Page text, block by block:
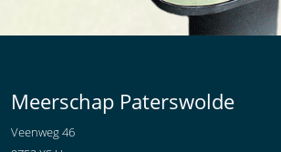
Meerschap Paterswolde
Veenweg 46